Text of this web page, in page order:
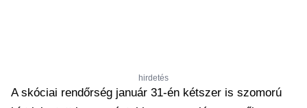
hirdetés
A skóciai rendőrség január 31-én kétszer is szomorú